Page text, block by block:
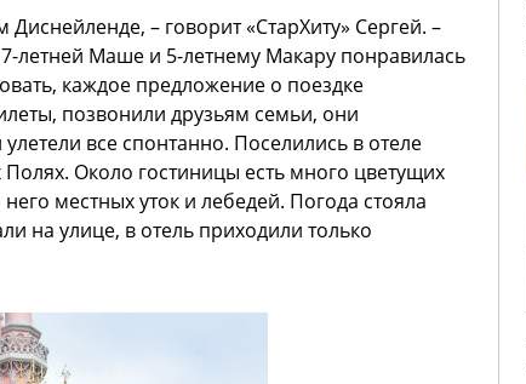
– говорит «СтарХиту» Сергей. –
летней Маше и 5-летнему Макару понравилась
каждое предложение о поездке
позвонили друзьям семьи, они
все спонтанно. Поселились в отеле
Около гостиницы есть много цветущих
местных уток и лебедей. Погода стояла
на улице, в отель приходили только